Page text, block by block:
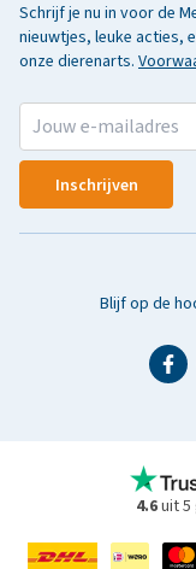
Schrijf je nu in voor de
nieuwtjes, leuke acties,
onze dierenarts.
Inschrijven
Blijf op de
4.6uit 5